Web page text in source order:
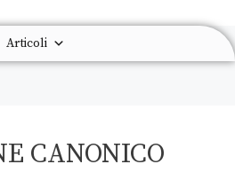
Articoli
CANONICO